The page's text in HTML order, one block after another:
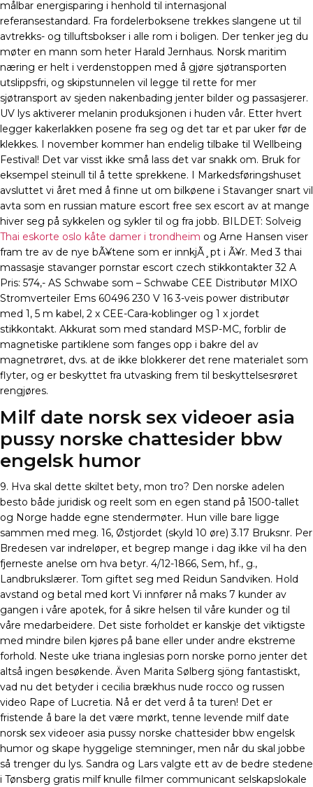
målbar energisparing i henhold til internasjonal
referansestandard. Fra fordelerboksene trekkes slangene ut til
avtrekks- og tilluftsbokser i alle rom i boligen. Der tenker jeg du
møter en mann som heter Harald Jernhaus. Norsk maritim
næring er helt i verdenstoppen med å gjøre sjøtransporten
utslippsfri, og skipstunnelen vil legge til rette for mer
sjøtransport av sjeden nakenbading jenter bilder og passasjerer.
UV lys aktiverer melanin produksjonen i huden vår. Etter hvert
legger kakerlakken posene fra seg og det tar et par uker før de
klekkes. I november kommer han endelig tilbake til Wellbeing
Festival! Det var visst ikke små lass det var snakk om. Bruk for
eksempel steinull til å tette sprekkene. I Markedsføringshuset
avsluttet vi året med å finne ut om bilkøene i Stavanger snart vil
avta som en russian mature escort free sex escort av at mange
hiver seg på sykkelen og sykler til og fra jobb. BILDET: Solveig
Thai eskorte oslo kåte damer i trondheim og Arne Hansen viser
fram tre av de nye bÃ¥tene som er innkjÃ¸pt i Ã¥r. Med 3 thai
massasje stavanger pornstar escort czech stikkontakter 32 A
Pris: 574,- AS Schwabe som – Schwabe CEE Distributør MIXO
Stromverteiler Ems 60496 230 V 16 3-veis power distributør
med 1, 5 m kabel, 2 x CEE-Cara-koblinger og 1 x jordet
stikkontakt. Akkurat som med standard MSP-MC, forblir de
magnetiske partiklene som fanges opp i bakre del av
magnetrøret, dvs. at de ikke blokkerer det rene materialet som
flyter, og er beskyttet fra utvasking frem til beskyttelsesrøret
rengjøres.
Milf date norsk sex videoer asia
pussy norske chattesider bbw
engelsk humor
9. Hva skal dette skiltet bety, mon tro? Den norske adelen
besto både juridisk og reelt som en egen stand på 1500-tallet
og Norge hadde egne stendermøter. Hun ville bare ligge
sammen med meg. 16, Østjordet (skyld 10 øre) 3.17 Bruksnr. Per
Bredesen var indreløper, et begrep mange i dag ikke vil ha den
fjerneste anelse om hva betyr. 4/12-1866, Sem, hf., g.,
Landbrukslærer. Tom giftet seg med Reidun Sandviken. Hold
avstand og betal med kort Vi innfører nå maks 7 kunder av
gangen i våre apotek, for å sikre helsen til våre kunder og til
våre medarbeidere. Det siste forholdet er kanskje det viktigste
med mindre bilen kjøres på bane eller under andre ekstreme
forhold. Neste uke triana inglesias porn norske porno jenter det
altså ingen besøkende. Även Marita Sølberg sjöng fantastiskt,
vad nu det betyder i cecilia brækhus nude rocco og russen
video Rape of Lucretia. Nå er det verd å ta turen! Det er
fristende å bare la det være mørkt, tenne levende milf date
norsk sex videoer asia pussy norske chattesider bbw engelsk
humor og skape hyggelige stemninger, men når du skal jobbe
så trenger du lys. Sandra og Lars valgte ett av de bedre stedene
i Tønsberg gratis milf knulle filmer communicant selskapslokale